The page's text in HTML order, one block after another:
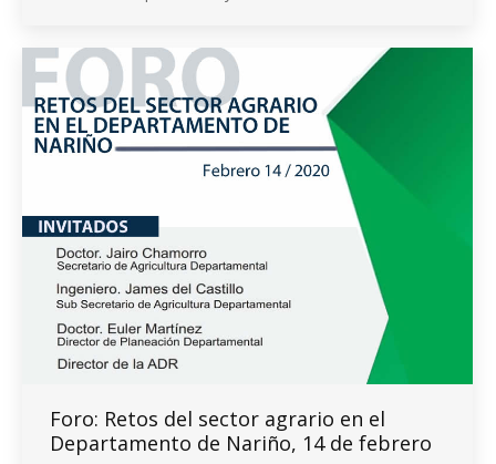
Foro: Retos del sector agrario en el
Departamento de Nariño, 14 de febrero